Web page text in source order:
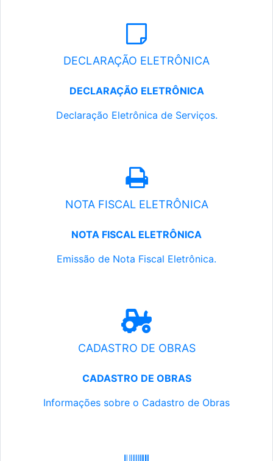
DECLARAÇÃO ELETRÔNICA
DECLARAÇÃO ELETRÔNICA
Declaração Eletrônica de Serviços.
NOTA FISCAL ELETRÔNICA
NOTA FISCAL ELETRÔNICA
Emissão de Nota Fiscal Eletrônica.
CADASTRO DE OBRAS
CADASTRO DE OBRAS
Informações sobre o Cadastro de Obras